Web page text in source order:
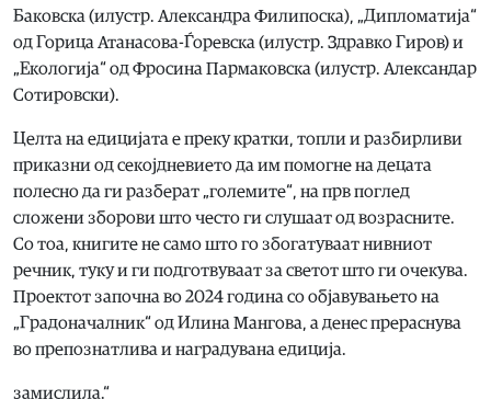
Баковска (илустр. Александра Филипоска), „Дипломатија“
од Горица Атанасова-Ѓоревска (илустр. Здравко Гиров) и
„Екологија“ од Фросина Пармаковска (илустр. Александар
Сотировски).
Целта на едицијата е преку кратки, топли и разбирливи
приказни од секојдневието да им помогне на децата
полесно да ги разберат „големите“, на прв поглед
сложени зборови што често ги слушаат од возрасните.
Со тоа, книгите не само што го збогатуваат нивниот
речник, туку и ги подготвуваат за светот што ги очекува.
Проектот започна во 2024 година со објавувањето на
„Градоначалник“ од Илина Мангова, а денес прераснува
во препознатлива и наградувана едиција.
замислила.“